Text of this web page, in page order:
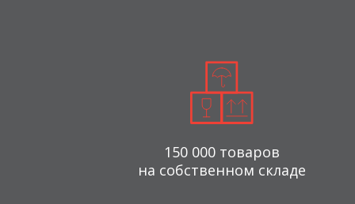
150 000 товаров
на собственном складе